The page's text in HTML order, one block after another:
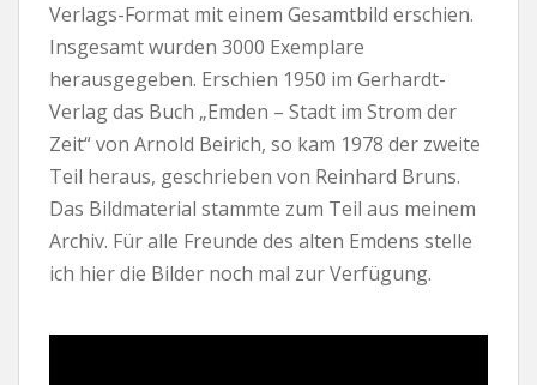
Verlags-Format mit einem Gesamtbild erschien.
Insgesamt wurden 3000 Exemplare
herausgegeben. Erschien 1950 im Gerhardt-
Verlag das Buch „Emden – Stadt im Strom der
Zeit“ von Arnold Beirich, so kam 1978 der zweite
Teil heraus, geschrieben von Reinhard Bruns.
Das Bildmaterial stammte zum Teil aus meinem
Archiv. Für alle Freunde des alten Emdens stelle
ich hier die Bilder noch mal zur Verfügung.